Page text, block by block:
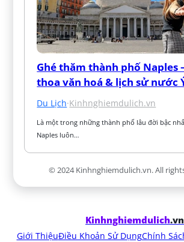
Ghé thăm thành phố Naples
thoa văn hoá & lịch sử nước
Du Lịch·Kinhnghiemdulich.vn
Là một trong những thành phố lâu đời bậc
Naples luôn…
© 2024 Kinhnghiemdulich.vn. All
Kinhnghiemdulich.vn
Giới ThiệuĐiều Khoản Sử DụngChính